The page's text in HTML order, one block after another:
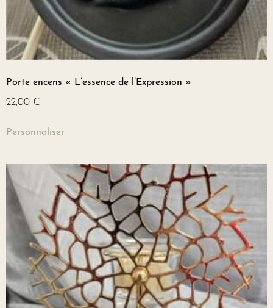
Porte encens « L’essence de l’Expression »
22,00 €
Personnaliser